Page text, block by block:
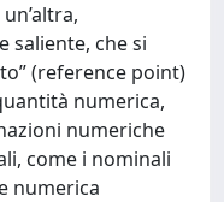
saliente, che si
(reference point)
numerica,
numeriche
come i nominali
numerica